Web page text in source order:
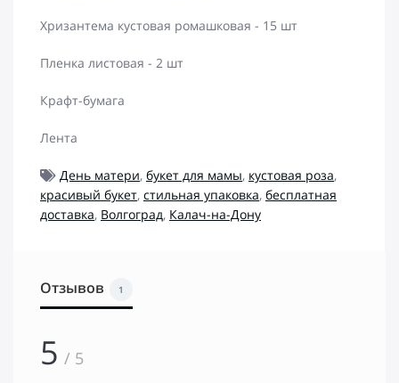
Хризантема кустовая ромашковая - 15 шт
Пленка листовая - 2 шт
Крафт-бумага
Лента
День матери, букет для мамы, кустовая роза,
красивый букет, стильная упаковка, бесплатная
доставка, Волгоград, Калач-на-Дону
Отзывов 1
5 / 5